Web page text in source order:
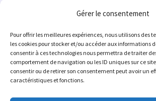
Gérer le consentement
Pour offrir les meilleures expériences, nous utilisons des
les cookies pour stocker et/ou accéder aux informations
consentir à ces technologies nous permettra de traiter
comportement de navigation ou les ID uniques sur ce
consentir ou de retirer son consentement peut avoir un
caractéristiques et fonctions.
l’AMAP Bio en Brenne
Guinguette